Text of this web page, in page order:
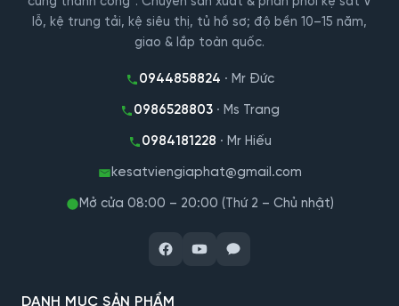
lỗ, kệ trung tải, kệ siêu thị, tủ hồ sơ; độ bền 10–15 năm,
giao & lắp toàn quốc.
0944858824 · Mr Đức
0986528803· Ms Trang
0984181228 · Mr Hiếu
kesatviengiaphat@gmail.com
Mở cửa 08:00 – 20:00 (Thứ 2 – Chủ nhật)
DANH MỤC SẢN PHẨM